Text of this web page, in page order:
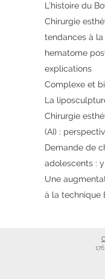
L’histoire du
Chirurgie
tendances à la
hematome
explications
Complexe et
La
Chirurgie
(AI) :
Demande de
adolescents :
Une
à la technique